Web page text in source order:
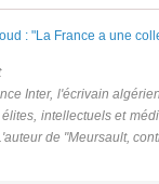
Inter, l'écrivain
intellectuels et
de "Meursault,